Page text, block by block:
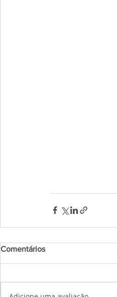
Comentários